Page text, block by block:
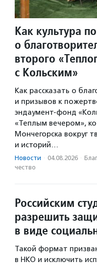
Как культура
о
второго
с Кольским»
Как рассказать о
и призывов к
эндаумент-фонд
«Теплым вечером»,
Мончегорска вокруг
и историй…
Новости · 04.08.2026 ·
чест­во
Российским
разрешить
в виде
Такой формат
в НКО и исключить